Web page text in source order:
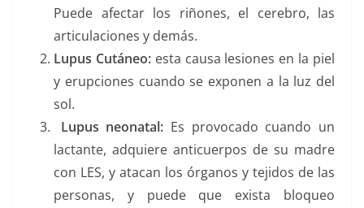
Puede afectar los riñones, el cerebro, las
articulaciones y demás.
Lupus Cutáneo:esta causa lesiones en la piel
y erupciones cuando se exponen a la luz del
sol.
Lupus neonatal: Es provocado cuando un
lactante, adquiere anticuerpos de su madre
con LES, y atacan los órganos y tejidos de las
personas, y puede que exista bloqueo